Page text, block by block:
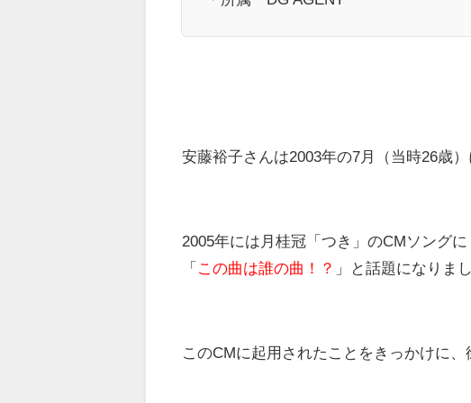
安藤裕子さんは2003年の7月（当時26歳
2005年には月桂冠「つき」のCMソング
「 この曲は誰の曲！？ 」と話題になりまし
このCMに起用されたことをきっかけに